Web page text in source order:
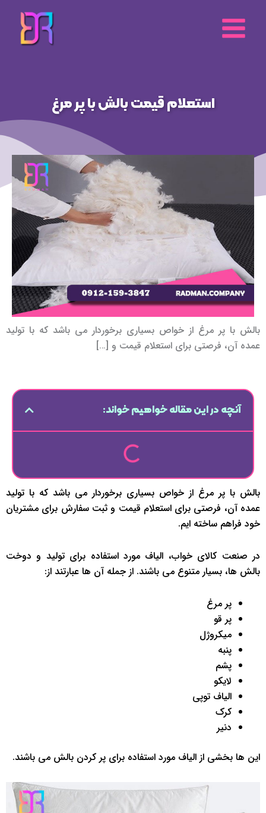
محتوا
استعلام قیمت بالش با پر مرغ
بالش با پر مرغ از خواص بسیاری برخوردار می باشد که با تولید
عمده آن، فرصتی برای استعلام قیمت و […]
آنچه در این مقاله خواهیم خواند:
بالش با پر مرغ از خواص بسیاری برخوردار می باشد که با تولید
عمده آن، فرصتی برای استعلام قیمت و ثبت سفارش برای مشتریان
خود فراهم ساخته ایم.
در صنعت کالای خواب، الیاف مورد استفاده برای تولید و دوخت
بالش ها، بسیار متنوع می باشند. از جمله آن ها عبارتند از:
پر مرغ
پر قو
میکروژل
پنبه
پشم
لایکو
الیاف توپی
کرک
دنیر
این ها بخشی از الیاف مورد استفاده برای پر کردن بالش می باشند.